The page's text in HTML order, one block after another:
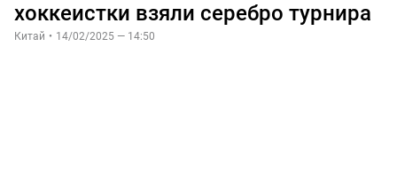
хоккеистки взяли серебро турнира
Китай • 14/02/2025 — 14:50